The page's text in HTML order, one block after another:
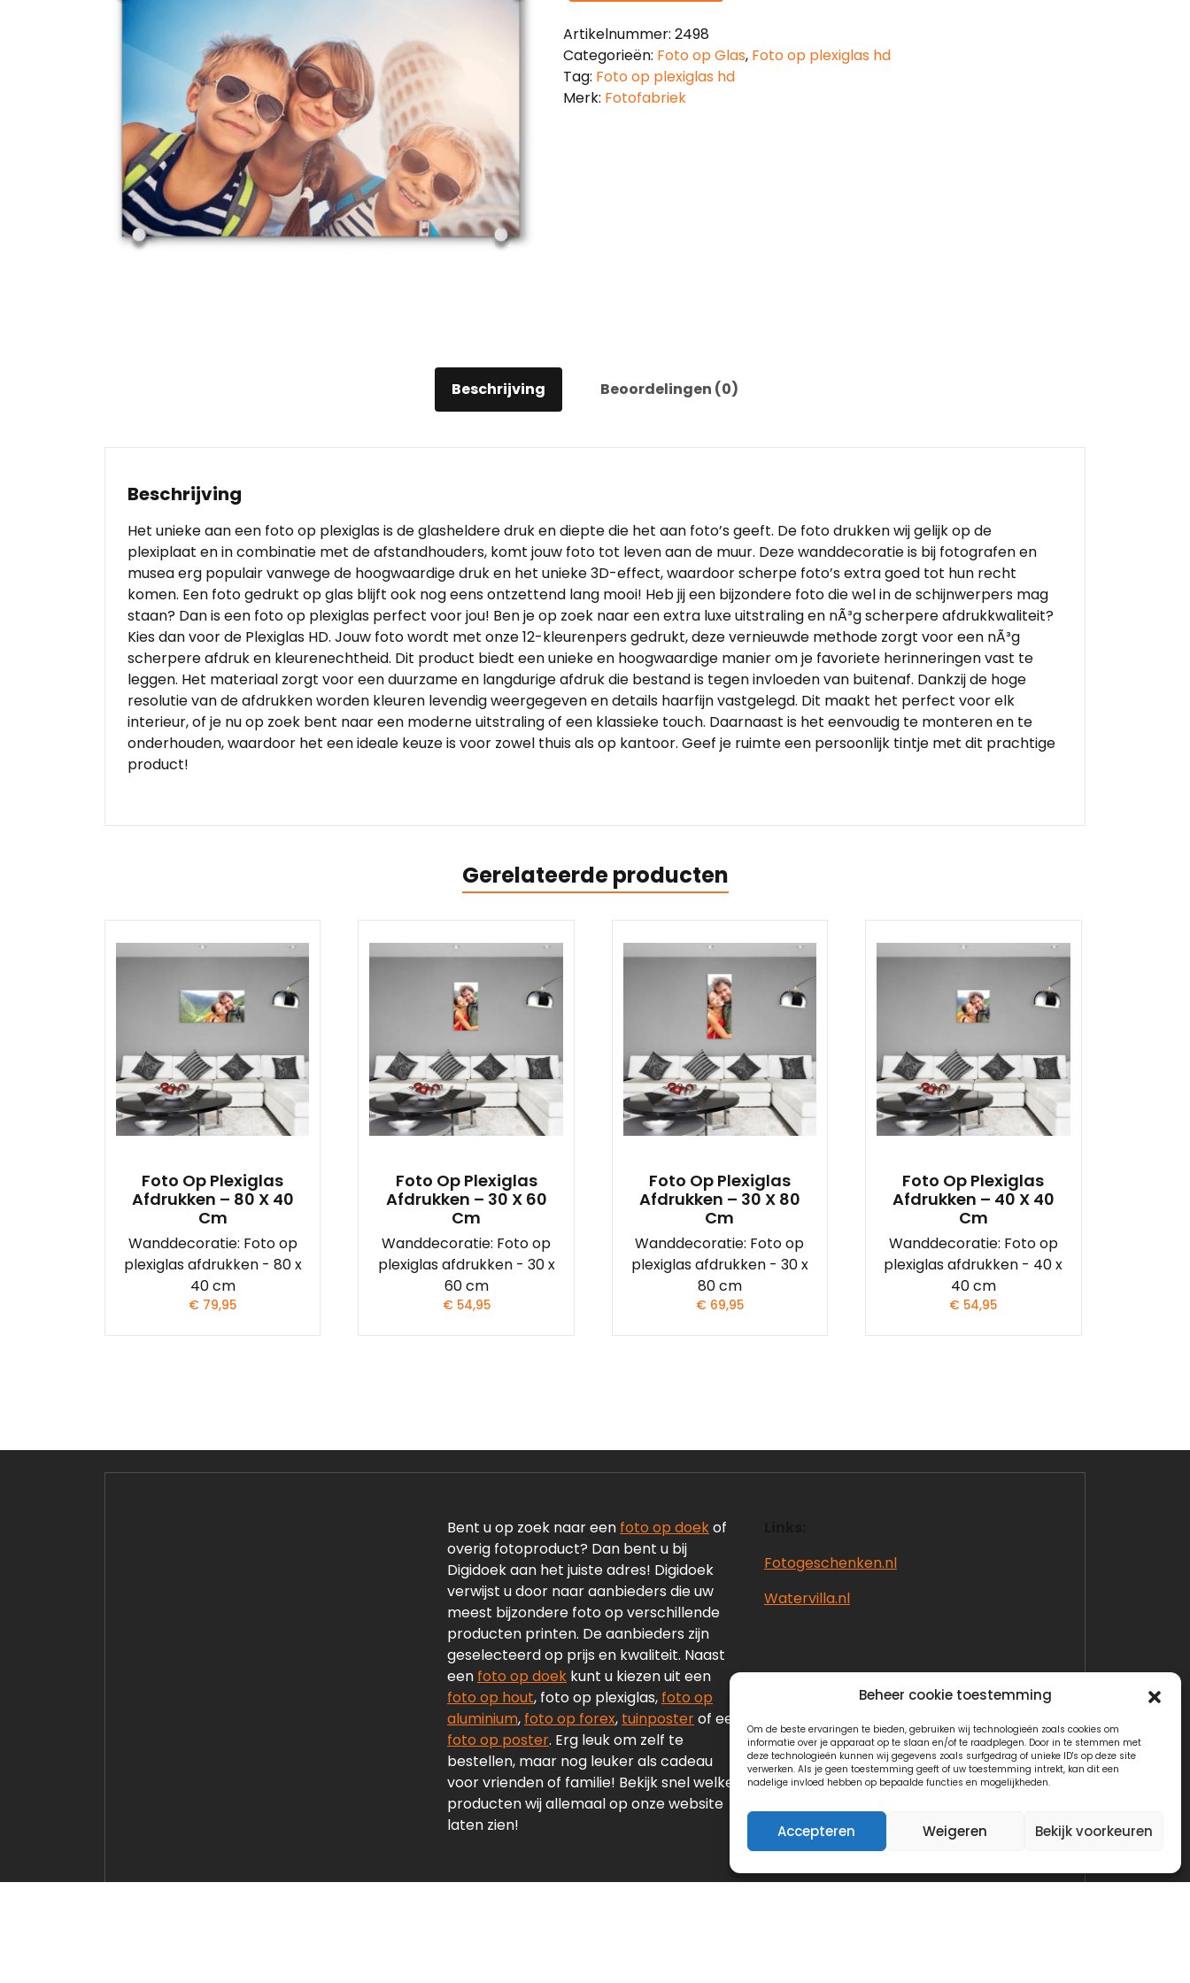
Beheer cookie toestemming
Om de beste ervaringen te bieden, gebruiken wij technologieën zoals cookies om
informatie over je apparaat op te slaan en/of te raadplegen. Door in te stemmen met
deze technologieën kunnen wij gegevens zoals surfgedrag of unieke ID's op deze site
verwerken. Als je geen toestemming geeft of uw toestemming intrekt, kan dit een
nadelige invloed hebben op bepaalde functies en mogelijkheden.
Accepteren Weigeren Bekijk voorkeuren
Artikelnummer: 2498
Categorieën: Foto op Glas, Foto op plexiglas hd
Tag: Foto op plexiglas hd
Merk: Fotofabriek
Beschrijving Beoordelingen (0)
Beschrijving
Het unieke aan een foto op plexiglas is de glasheldere druk en diepte die het aan foto’s geeft. De foto drukken wij gelijk op de
plexiplaat en in combinatie met de afstandhouders, komt jouw foto tot leven aan de muur. Deze wanddecoratie is bij fotografen en
musea erg populair vanwege de hoogwaardige druk en het unieke 3D-effect, waardoor scherpe foto’s extra goed tot hun recht
komen. Een foto gedrukt op glas blijft ook nog eens ontzettend lang mooi! Heb jij een bijzondere foto die wel in de schijnwerpers mag
staan? Dan is een foto op plexiglas perfect voor jou! Ben je op zoek naar een extra luxe uitstraling en nÃ³g scherpere afdrukkwaliteit?
Kies dan voor de Plexiglas HD. Jouw foto wordt met onze 12-kleurenpers gedrukt, deze vernieuwde methode zorgt voor een nÃ³g
scherpere afdruk en kleurenechtheid. Dit product biedt een unieke en hoogwaardige manier om je favoriete herinneringen vast te
leggen. Het materiaal zorgt voor een duurzame en langdurige afdruk die bestand is tegen invloeden van buitenaf. Dankzij de hoge
resolutie van de afdrukken worden kleuren levendig weergegeven en details haarfijn vastgelegd. Dit maakt het perfect voor elk
interieur, of je nu op zoek bent naar een moderne uitstraling of een klassieke touch. Daarnaast is het eenvoudig te monteren en te
onderhouden, waardoor het een ideale keuze is voor zowel thuis als op kantoor. Geef je ruimte een persoonlijk tintje met dit prachtige
product!
Gerelateerde producten
Foto Op Plexiglas
Afdrukken – 80 X 40
Cm
Wanddecoratie: Foto op
plexiglas afdrukken - 80 x
40 cm
€ 79,95
Foto Op Plexiglas
Afdrukken – 30 X 60
Cm
Wanddecoratie: Foto op
plexiglas afdrukken - 30 x
60 cm
€54,95
Foto Op Plexiglas
Afdrukken – 30 X 80
Cm
Wanddecoratie: Foto op
plexiglas afdrukken - 30 x
80 cm
€69,95
Foto Op Plexiglas
Afdrukken – 40 X 40
Cm
Wanddecoratie: Foto op
plexiglas afdrukken - 40 x
40 cm
€ 54,95
Bent u op zoek naar een foto op doekof
overig fotoproduct? Dan bent u bij
Digidoek aan het juiste adres! Digidoek
verwijst u door naar aanbieders die uw
meest bijzondere foto op verschillende
producten printen. De aanbieders zijn
geselecteerd op prijs en kwaliteit. Naast
een foto op doek kunt u kiezen uit een
foto op hout, foto op plexiglas, foto op
aluminium, foto op forex, tuinposterof een
foto op poster. Erg leuk om zelf te
bestellen, maar nog leuker als cadeau
voor vrienden of familie! Bekijk snel welke
producten wij allemaal op onze website
laten zien!
Fotogeschenken.nl
Watervilla.nl